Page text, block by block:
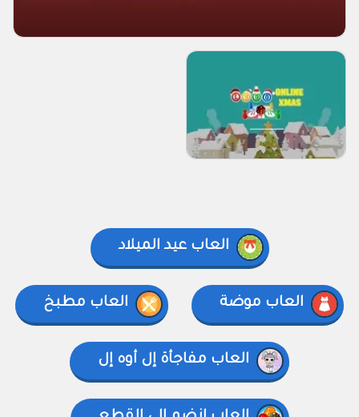
العاب عيد الميلاد
العاب موضة العاب مطبخ
العاب مفاجأة إل أوه إل